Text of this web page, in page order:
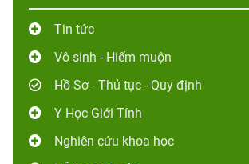
Tin tức
Vô sinh - Hiếm muộn
Hồ Sơ - Thủ tục - Quy định
Y Học Giới Tính
Nghiên cứu khoa học